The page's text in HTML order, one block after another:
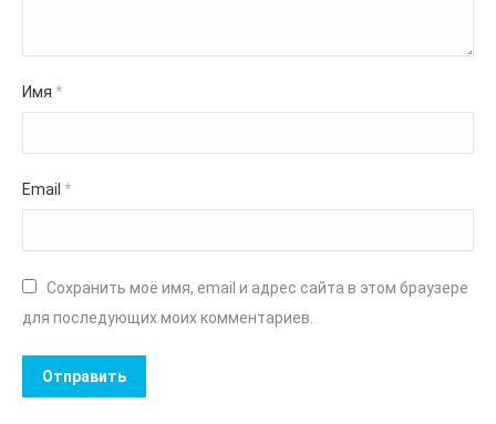
Имя *
Email *
Сохранить моё имя, email и адрес сайта в этом браузере
для последующих моих комментариев.